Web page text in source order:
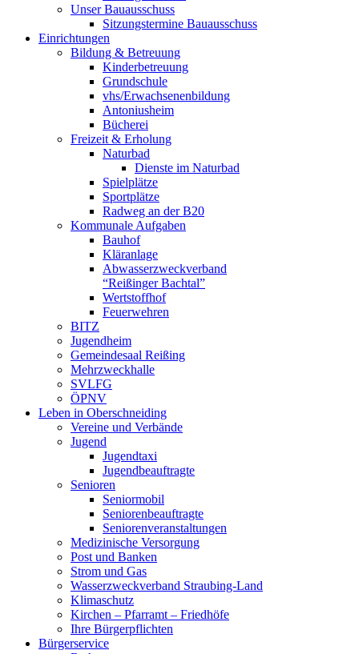
Unser Bauausschuss
Sitzungstermine Bauausschuss
Einrichtungen
Bildung & Betreuung
Kinderbetreuung
Grundschule
vhs/Erwachsenenbildung
Antoniusheim
Bücherei
Freizeit & Erholung
Naturbad
Dienste im Naturbad
Spielplätze
Sportplätze
Radweg an der B20
Kommunale Aufgaben
Bauhof
Kläranlage
Abwasserzweckverband
“Reißinger Bachtal”
Wertstoffhof
Feuerwehren
BITZ
Jugendheim
Gemeindesaal Reißing
Mehrzweckhalle
SVLFG
ÖPNV
Leben in Oberschneiding
Vereine und Verbände
Jugend
Jugendtaxi
Jugendbeauftragte
Senioren
Seniormobil
Seniorenbeauftragte
Seniorenveranstaltungen
Medizinische Versorgung
Post und Banken
Strom und Gas
Wasserzweckverband Straubing-Land
Klimaschutz
Kirchen – Pfarramt – Friedhöfe
Ihre Bürgerpflichten
Bürgerservice